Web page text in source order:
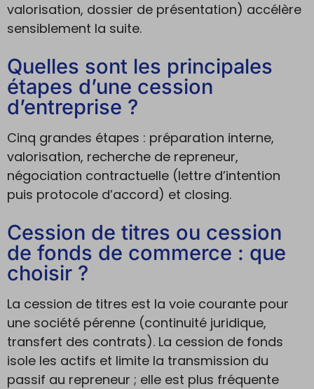
valorisation, dossier de présentation) accélère
sensiblement la suite.
Quelles sont les principales
étapes d’une cession
d’entreprise ?
Cinq grandes étapes : préparation interne,
valorisation, recherche de repreneur,
négociation contractuelle (lettre d’intention
puis protocole d’accord) et closing.
Cession de titres ou cession
de fonds de commerce : que
choisir ?
La cession de titres est la voie courante pour
une société pérenne (continuité juridique,
transfert des contrats). La cession de fonds
isole les actifs et limite la transmission du
passif au repreneur ; elle est plus fréquente